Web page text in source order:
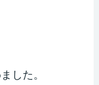
した。